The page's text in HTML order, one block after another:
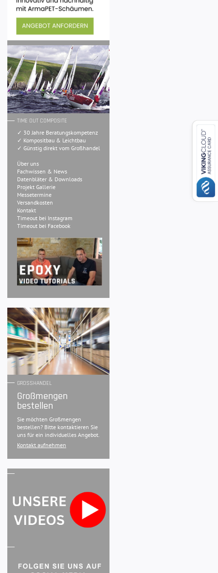
TIME OUT COMPOSITE
✓ 30 Jahre Beratungskompetenz
✓ Kompositbau & Leichtbau
✓ Günstig direkt vom Großhandel
Über uns
Fachwissen & News
Datenbläter & Downloads
Projekt Gallerie
Messetermine
Versandkosten
Kontakt
Timeout bei Instagram
Timeout bei Facebook
GROSSHANDEL
Großmengen
bestellen
Sie möchten Großmengen
bestellen? Bitte kontaktieren Sie
uns für ein individuelles Angebot.
Kontakt aufnehmen